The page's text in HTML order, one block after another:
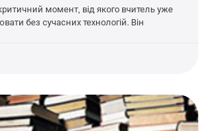
момент, від якого вчитель уже
без сучасних технологій. Він